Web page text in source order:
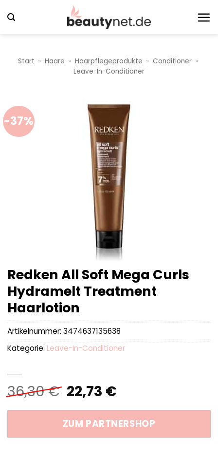
Inhalt
Start » Haare » Haarpflegeprodukte » Conditioner »
Leave-In-Conditioner
-37%
Redken All Soft Mega Curls
Hydramelt Treatment
Haarlotion
36,30€ Ursprünglicher
Preis
war:
36,30 €
22,73 €Aktueller
ist:
22,73 €.
ZUM PARTNERSHOP
Artikelnummer: 3474637135638
Kategorie: Leave-In-Conditioner